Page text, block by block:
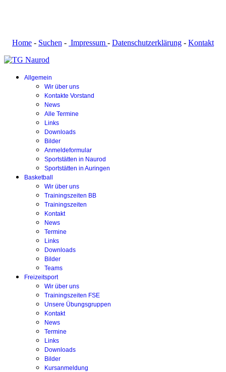
Home - Suchen - Impressum - Datenschutzerklärung - Kontakt
Allgemein
Wir über uns
Kontakte Vorstand
News
Alle Termine
Links
Downloads
Bilder
Anmeldeformular
Sportstätten in Naurod
Sportstätten in Auringen
Basketball
Wir über uns
Trainingszeiten BB
Trainingszeiten
Kontakt
News
Termine
Links
Downloads
Bilder
Teams
Freizeitsport
Wir über uns
Trainingszeiten FSE
Unsere Übungsgruppen
Kontakt
News
Termine
Links
Downloads
Bilder
Kursanmeldung